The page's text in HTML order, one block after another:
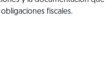
fiscales.